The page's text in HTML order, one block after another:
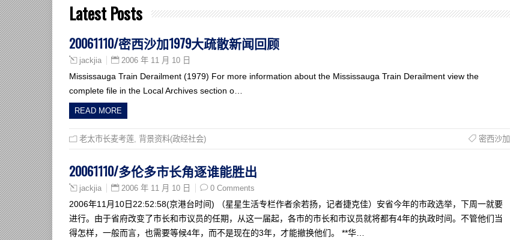
Latest Posts
20061110/密西沙加1979大疏散新闻回顾
jackjia 2006 年 11 月 10 日
Mississauga Train Derailment (1979) For more information about the Mississauga Train Derailment view the
complete file in the Local Archives section o…
READ MORE
老太市长麦考莲 背景资料(政经社会) 密西沙加
20061110/多伦多市长角逐谁能胜出
jackjia 2006 年 11 月 10 日 0 Comments
2006年11月10日22:52:58(京港台时间) （星星生活专栏作者余若扬，记者捷克佳）安省今年的市政选举，下周一就要
进行。由于省府改变了市长和市议员的任期，从这一届起，各市的市长和市议员就将都有4年的执政时间。不管他们当
得怎样，一般而言，也需要等候4年，而不是现在的3年，才能撤换他们。 **华…